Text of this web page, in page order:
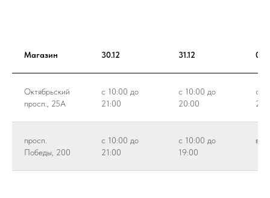
Магазин 30.12 31.12
Октябрьский
просп., 25А
с 10:00 до
21:00
с 10:00 до
20:00
с
просп.
Победы, 200
с 10:00 до
21:00
с 10:00 до
19:00